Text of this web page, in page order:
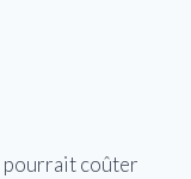
pourrait coûter